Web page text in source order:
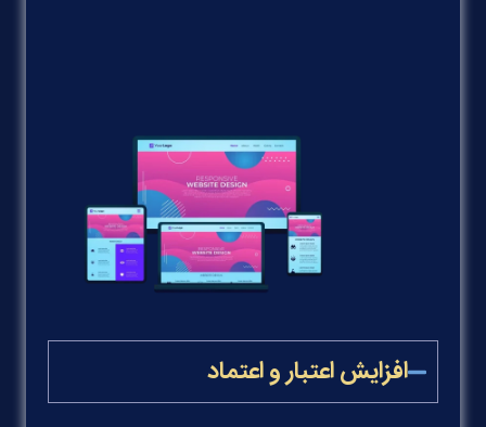
افزایش اعتبار و اعتماد